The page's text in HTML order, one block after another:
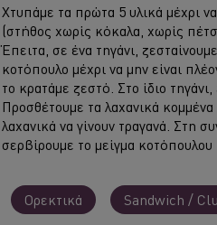
Χτυπάμε τα πρώτα 5 υλικά μέχρι
(στήθος χωρίς κόκαλα, χωρίς
Έπειτα, σε ένα τηγάνι,
κοτόπουλο μέχρι να μην είναι
το κρατάμε ζεστό. Στο ίδιο
Προσθέτουμε τα λαχανικά κομμένα
λαχανικά να γίνουν τραγανά. Στη
σερβίρουμε το μείγμα κοτόπουλου
Ορεκτικά Sandwich /